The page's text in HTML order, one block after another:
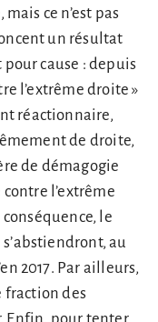
ce n’est pas
un résultat
pour cause : depuis
l’extrême droite »
réactionnaire,
de droite,
de démagogie
l’extrême
le
au
2017. Par ailleurs,
fraction des